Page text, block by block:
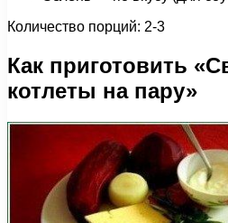
Количество порций: 2-3
Как приготовить
котлеты на пару»